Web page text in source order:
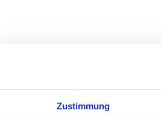
Zustimmung